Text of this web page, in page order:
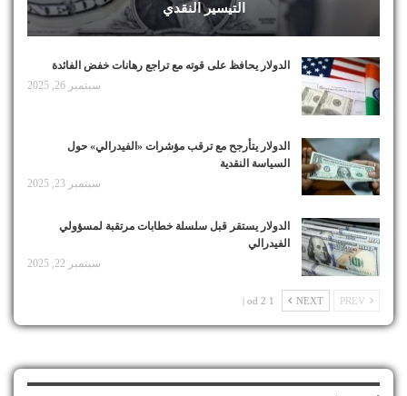
التيسير النقدي
الدولار يحافظ على قوته مع تراجع رهانات خفض الفائدة
سبتمبر 26, 2025
الدولار يتأرجح مع ترقب مؤشرات «الفيدرالي» حول
السياسة النقدية
سبتمبر 23, 2025
الدولار يستقر قبل سلسلة خطابات مرتقبة لمسؤولي
الفيدرالي
سبتمبر 22, 2025
NEXT
1 od 2 |